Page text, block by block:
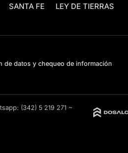
SANTA FE
LEY DE TIERRAS
de datos y chequeo de información
(342) 5 219 271 ~